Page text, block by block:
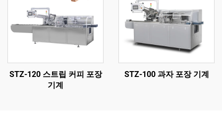
STZ-120 스트립 커피 포장
기계
STZ-100 과자 포장 기계